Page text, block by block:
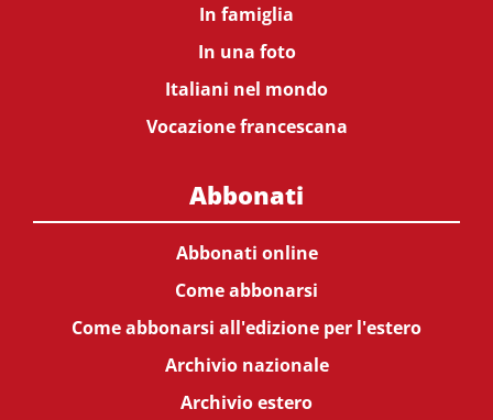
In famiglia
In una foto
Italiani nel mondo
Vocazione francescana
Abbonati
Abbonati online
Come abbonarsi
Come abbonarsi all'edizione per l'estero
Archivio nazionale
Archivio estero